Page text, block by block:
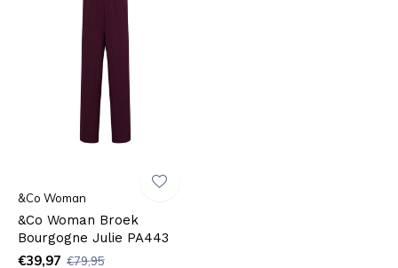
&Co Woman
&Co Woman Broek
Bourgogne Julie PA443
€39,97 €79,95